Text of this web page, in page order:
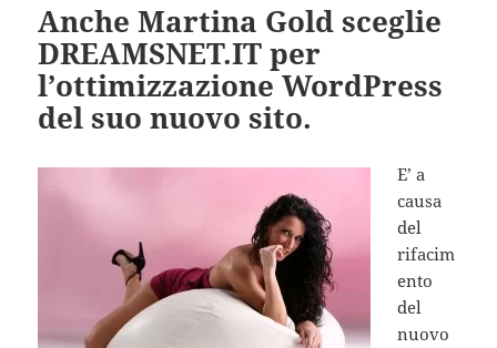
Anche Martina Gold sceglie
DREAMSNET.IT per
l’ottimizzazione WordPress
del suo nuovo sito.
E’ a
causa
del
rifacim
ento
del
nuovo